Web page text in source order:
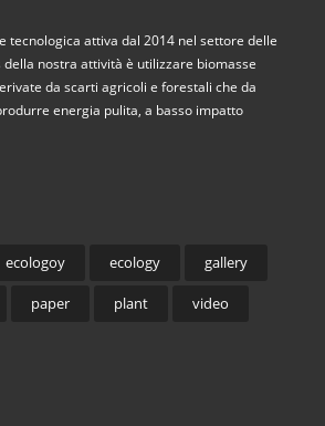
tecnologica attiva dal 2014 nel settore delle
nostra attività è utilizzare biomasse
da scarti agricoli e forestali che da
energia pulita, a basso impatto
ecologoy ecology gallery
paper plant video